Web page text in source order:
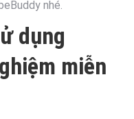
nhé.
dụng
miễn